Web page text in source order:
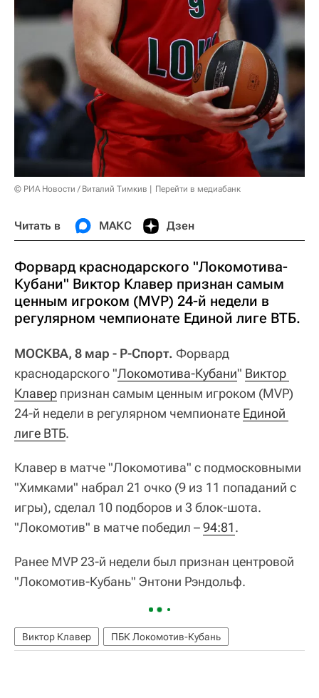
© РИА Новости / Виталий Тимкив Перейти в медиабанк
Читать в МАКС Дзен
Форвард краснодарского "Локомотива-
Кубани" Виктор Клавер признан самым
ценным игроком (MVP) 24-й недели в
регулярном чемпионате Единой лиге ВТБ.
МОСКВА, 8 мар - Р-Спорт. Форвард
краснодарского "Локомотива-Кубани" Виктор
Клавер признан самым ценным игроком (MVP)
24-й недели в регулярном чемпионате Единой
лиге ВТБ.
Клавер в матче "Локомотива" с подмосковными
"Химками" набрал 21 очко (9 из 11 попаданий с
игры), сделал 10 подборов и 3 блок-шота.
"Локомотив" в матче победил –94:81.
Ранее MVP 23-й недели был признан центровой
"Локомотив-Кубань" Энтони Рэндольф.
Виктор Клавер ПБК Локомотив-Кубань